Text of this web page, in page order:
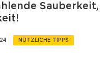
Sauberkeit,
NÜTZLICHE TIPPS